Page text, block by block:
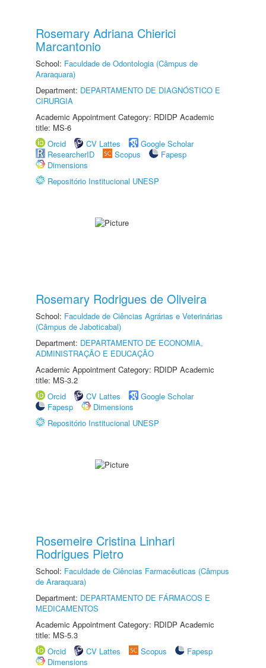
Rosemary Adriana Chierici
Marcantonio
School: Faculdade de Odontologia (Câmpus de
Araraquara)
Department: DEPARTAMENTO DE DIAGNÓSTICO E
CIRURGIA
Academic Appointment Category: RDIDP Academic
title: MS-6
Orcid
CV Lattes
Google Scholar
ResearcherID
Scopus
Fapesp
Dimensions
Repositório Institucional UNESP
Rosemary Rodrigues de Oliveira
School: Faculdade de Ciências Agrárias e Veterinárias
(Câmpus de Jaboticabal)
Department: DEPARTAMENTO DE ECONOMIA,
ADMINISTRAÇÃO E EDUCAÇÃO
Academic Appointment Category: RDIDP Academic
title: MS-3.2
Orcid
CV Lattes
Google Scholar
Fapesp
Dimensions
Repositório Institucional UNESP
Rosemeire Cristina Linhari
Rodrigues Pietro
School: Faculdade de Ciências Farmacêuticas (Câmpus
de Araraquara)
Department: DEPARTAMENTO DE FÁRMACOS E
MEDICAMENTOS
Academic Appointment Category: RDIDP Academic
title: MS-5.3
Orcid
CV Lattes Scopus
Fapesp
Dimensions